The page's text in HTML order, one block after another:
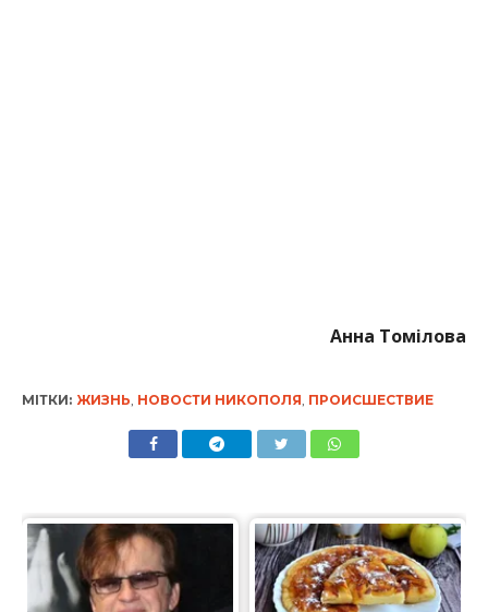
Анна Томілова
МІТКИ: ЖИЗНЬ, НОВОСТИ НИКОПОЛЯ, ПРОИСШЕСТВИЕ